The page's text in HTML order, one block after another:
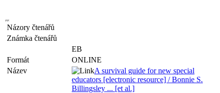
Názory čtenářů
Známka čtenářů
EB
Formát
ONLINE
Název
A survival guide for new special
educators [electronic resource] / Bonnie S.
Billingsley ... [et al.]